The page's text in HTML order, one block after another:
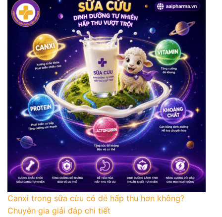
Canxi trong sữa cừu có dễ hấp thu hơn không?
Chuyên gia giải đáp chi tiết